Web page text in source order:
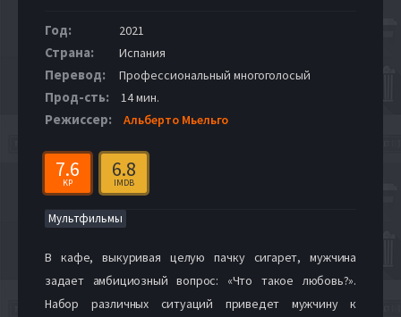
Год: 2021
Страна: Испания
Перевод: Профессиональный многоголосый
Прод-сть: 14 мин.
Режиссер: Альберто Мьельго
7.6
KP
6.8
IMDB
Мультфильмы
В кафе, выкуривая целую пачку сигарет, мужчина
задает амбициозный вопрос: «Что такое любовь?».
Набор различных ситуаций приведет мужчину к